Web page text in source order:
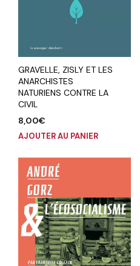
GRAVELLE, ZISLY ET LES
ANARCHISTES
NATURIENS CONTRE LA
CIVIL
8,00€
AJOUTER AU PANIER